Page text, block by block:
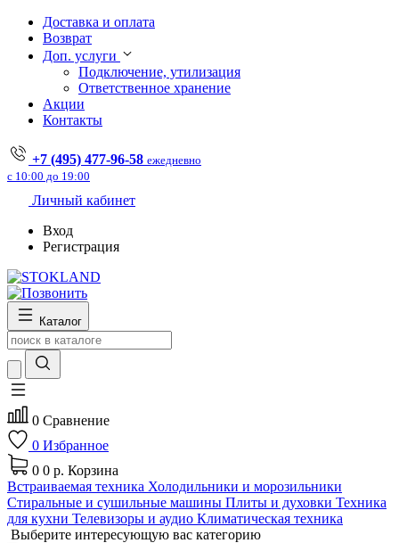
Доставка и оплата
Возврат
Доп. услуги
Подключение, утилизация
Ответственное хранение
Акции
Контакты
+7 (495) 477-96-58 ежедневно
с 10:00 до 19:00
Личный кабинет
Вход
Регистрация
Каталог
0 Сравнение
0 Избранное
0 0 р. Корзина
Встраиваемая техника Холодильники и морозильники
Стиральные и сушильные машины Плиты и духовки Техника
для кухни Телевизоры и аудио Климатическая техника
Выберите интересующую вас категорию